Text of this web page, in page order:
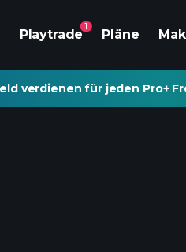
Playtrade
1
Pläne
verdienen für jeden Pro+